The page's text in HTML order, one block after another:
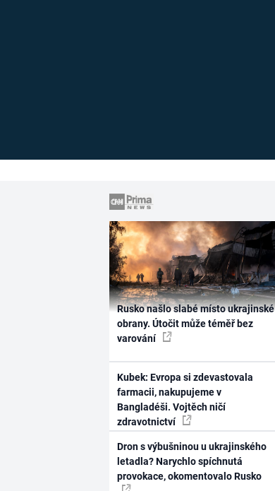
Rusko našlo slabé místo ukrajinské
obrany. Útočit může téměř bez
varování
Kubek: Evropa si zdevastovala
farmacii, nakupujeme v
Bangladéši. Vojtěch ničí
zdravotnictví
Dron s výbušninou u ukrajinského
letadla? Narychlo spíchnutá
provokace, okomentovalo Rusko